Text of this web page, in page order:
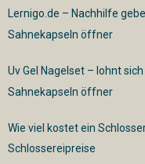
Lernigo.de – Nachhilfe
Sahnekapseln öffner
Uv Gel Nagelset – lohnt
Sahnekapseln öffner
Wie viel kostet ein
Schlossereipreise